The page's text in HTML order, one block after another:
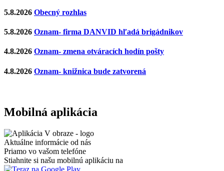
5.8.2026 Obecný rozhlas
5.8.2026 Oznam- firma DANVID hľadá brigádnikov
4.8.2026 Oznam- zmena otváracích hodín pošty
4.8.2026 Oznam- knižnica bude zatvorená
Mobilná aplikácia
Aktuálne informácie od nás
Priamo vo vašom telefóne
Stiahnite si našu mobilnú aplikáciu na